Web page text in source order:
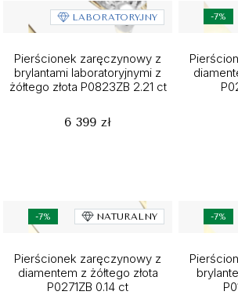
LABORATORYJNY
Pierścionek zaręczynowy z
brylantami laboratoryjnymi z
żółtego złota P0823ZB 2.21 ct
6 399 zł
-7%
-7% NATURALNY
Pierścionek zaręczynowy z
diamentem z żółtego złota
P0271ZB 0.14 ct
-7%